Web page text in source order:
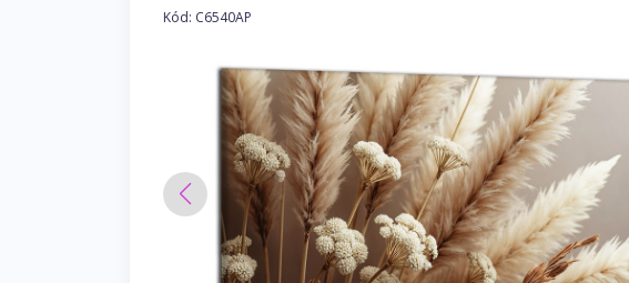
Kód: C6540AP